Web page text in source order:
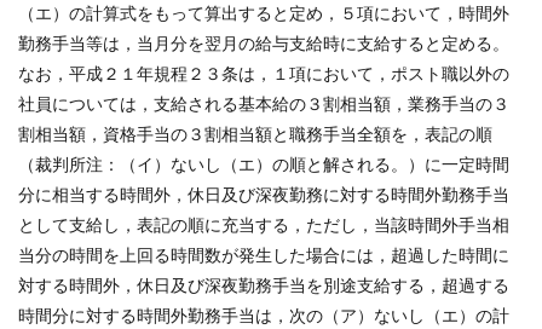
（エ）の計算式をもって算出すると定め，５項において，時間外
勤務手当等は，当月分を翌月の給与支給時に支給すると定める。
なお，平成２１年規程２３条は，１項において，ポスト職以外の
社員については，支給される基本給の３割相当額，業務手当の３
割相当額，資格手当の３割相当額と職務手当全額を，表記の順
（裁判所注：（イ）ないし（エ）の順と解される。）に一定時間
分に相当する時間外，休日及び深夜勤務に対する時間外勤務手当
として支給し，表記の順に充当する，ただし，当該時間外手当相
当分の時間を上回る時間数が発生した場合には，超過した時間に
対する時間外，休日及び深夜勤務手当を別途支給する，超過する
時間分に対する時間外勤務手当は，次の（ア）ないし（エ）の計